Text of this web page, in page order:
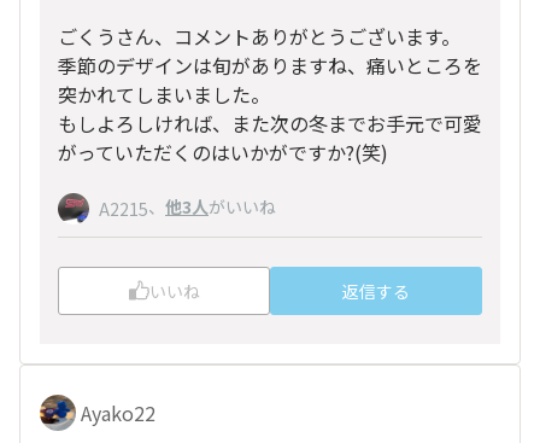
ごくうさん、コメントありがとうございます。
季節のデザインは旬がありますね、痛いところを
突かれてしまいました。
もしよろしければ、また次の冬までお手元で可愛
がっていただくのはいかがですか?(笑)
A2215、 他3人がいいね
いいね 返信する
Ayako22